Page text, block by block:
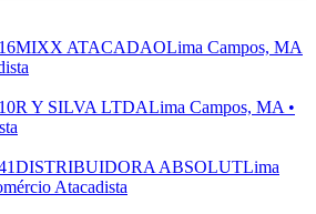
MIXX ATACADAOLima Campos, MA
R Y SILVA LTDALima Campos, MA •
DISTRIBUIDORA ABSOLUTLima
Atacadista